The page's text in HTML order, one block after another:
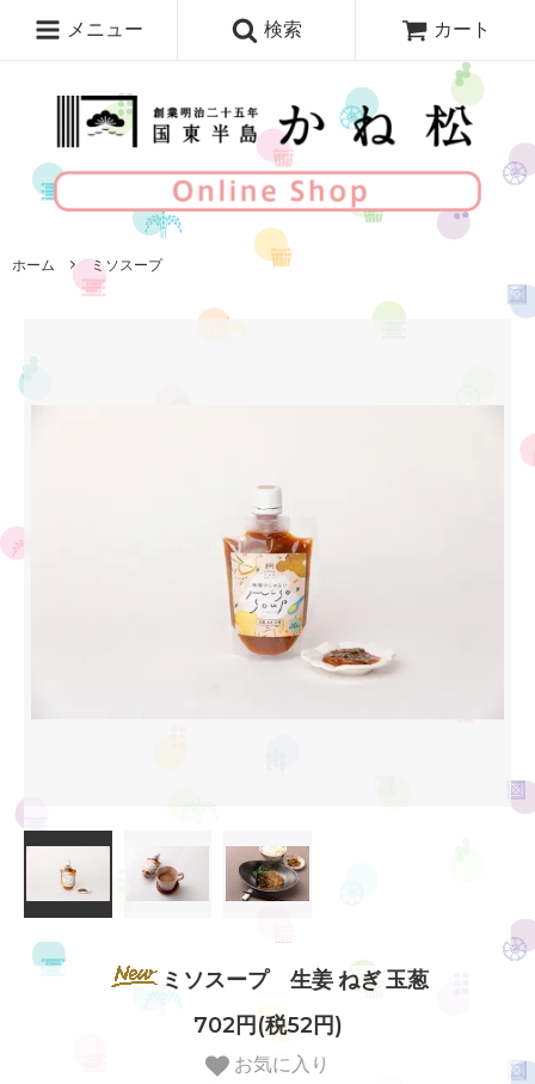
メニュー 検索 カート
ホーム ミソスープ
ミソスープ 生姜 ねぎ 玉葱
702円(税52円)
お気に入り